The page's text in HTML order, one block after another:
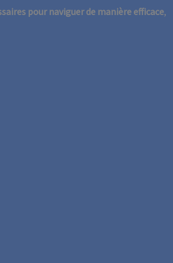
pour naviguer de manière efficace,